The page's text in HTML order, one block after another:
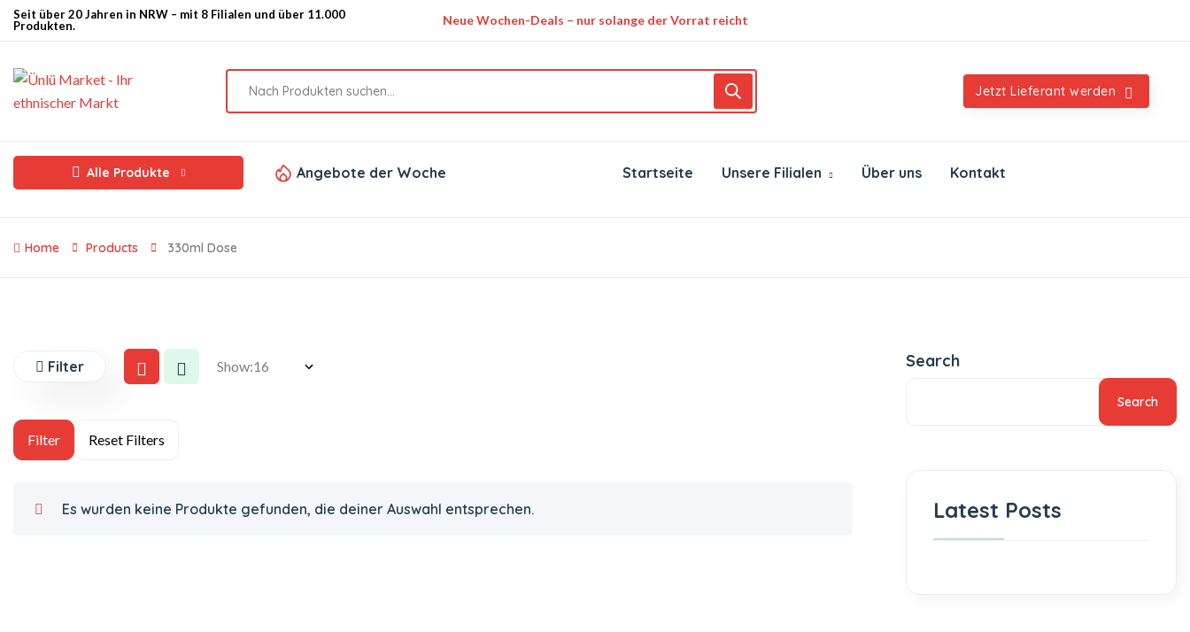
Seit über 20 Jahren in NRW – mit 8 Filialen und über 11.000
Produkten.
Neue Wochen-Deals – nur solange der Vorrat reicht
Jetzt Lieferant werden
Alle Produkte Angebote der Woche Startseite Unsere Filialen Über uns Kontakt
Home Products 330ml Dose
Filter Show:
Es wurden keine Produkte gefunden, die deiner Auswahl entsprechen.
Search
Search
Latest Posts